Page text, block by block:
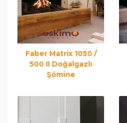
Faber Matrix 1050 /
500 II Doğalgazlı
Şömine